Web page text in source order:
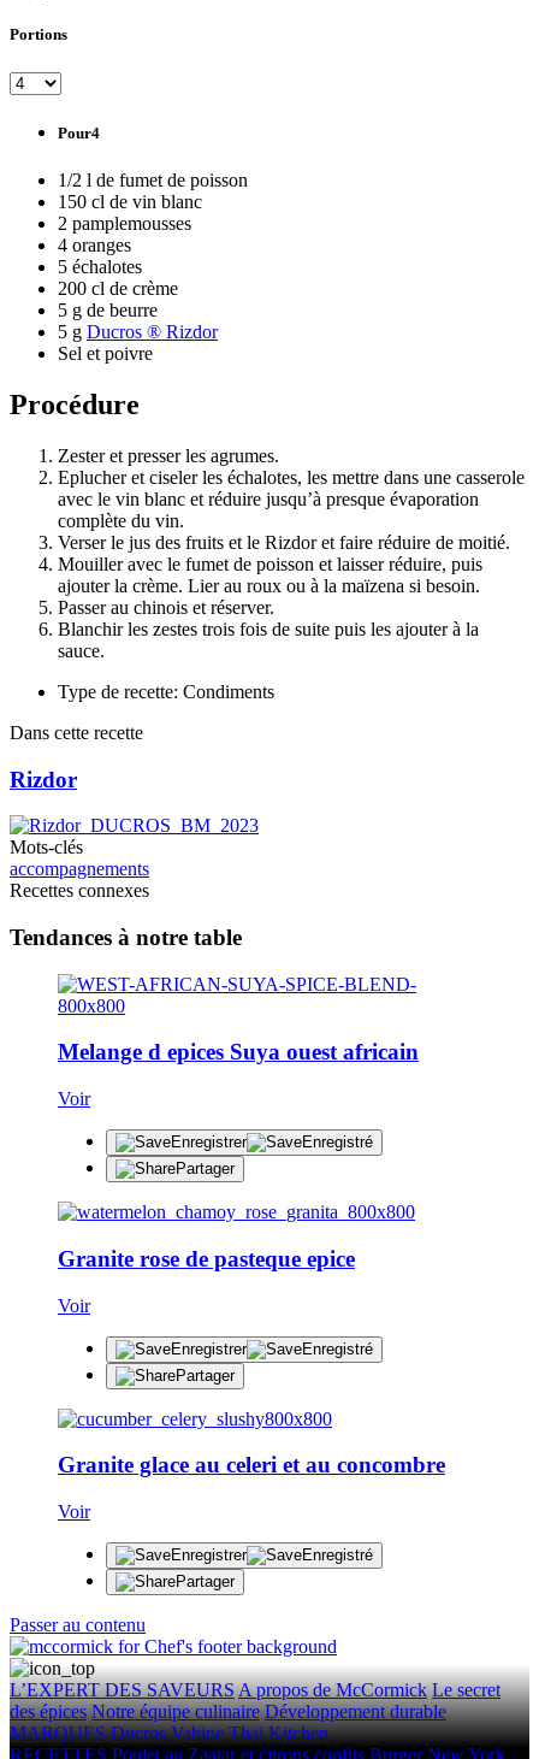
Portions
Pour4
1/2 l de fumet de poisson
150 cl de vin blanc
2 pamplemousses
4 oranges
5 échalotes
200 cl de crème
5 g de beurre
5 g Ducros ® Rizdor
Sel et poivre
Procédure
Zester et presser les agrumes.
Eplucher et ciseler les échalotes, les mettre dans une casserole
avec le vin blanc et réduire jusqu’à presque évaporation
complète du vin.
Verser le jus des fruits et le Rizdor et faire réduire de moitié.
Mouiller avec le fumet de poisson et laisser réduire, puis
ajouter la crème. Lier au roux ou à la maïzena si besoin.
Passer au chinois et réserver.
Blanchir les zestes trois fois de suite puis les ajouter à la
sauce.
Type de recette: Condiments
Dans cette recette
Rizdor
Mots-clés
accompagnements
Recettes connexes
Tendances à notre table
Melange d epices Suya ouest africain
Voir
Enregistrer
Enregistré
Partager
Granite rose de pasteque epice
Voir
Enregistrer
Enregistré
Partager
Granite glace au celeri et au concombre
Voir
Enregistrer
Enregistré
Partager
Passer au contenu
L’EXPERT DES SAVEURSA propos de McCormick Le secret
des épices Notre équipe culinaire Développement durable
MARQUES Ducros Vahine Thai Kitchen
RECETTES Poulet au Zaatar et citrons confits Burger New York